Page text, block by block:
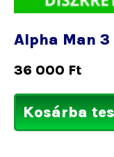
Alpha Man
36 000 Ft
Kosárba